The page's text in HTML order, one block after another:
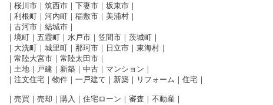
｜桜川市｜筑西市｜下妻市｜坂東市｜
｜利根町｜河内町｜稲敷市｜美浦村｜
｜古河市｜結城市｜
｜境町｜五霞町｜水戸市｜笠間市｜茨城町｜
｜大洗町｜城里町｜那珂市｜日立市｜東海村｜
｜常陸大宮市｜常陸太田市｜
｜土地｜戸建｜新築｜中古｜マンション｜
｜注文住宅｜物件｜一戸建て｜新築｜リフォーム｜住宅｜
｜売買｜売却｜購入｜住宅ローン｜審査｜不動産｜